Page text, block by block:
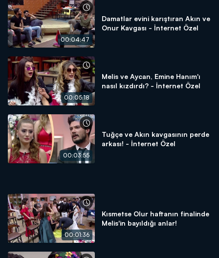
00:04:47
Damatlar evini karıştıran Akın ve
Onur Kavgası - İnternet Özel
00:05:18
Melis ve Aycan, Emine Hanım'ı
nasıl kızdırdı? - İnternet Özel
00:03:55
Tuğçe ve Akın kavgasının perde
arkası! - İnternet Özel
00:01:36
Kısmetse Olur haftanın finalinde
Melis'in bayıldığı anlar!